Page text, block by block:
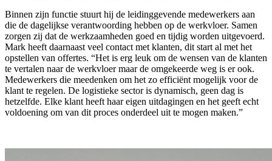
Binnen zijn functie stuurt hij de leidinggevende medewerkers aan
die de dagelijkse verantwoording hebben op de werkvloer. Samen
zorgen zij dat de werkzaamheden goed en tijdig worden uitgevoerd.
Mark heeft daarnaast veel contact met klanten, dit start al met het
opstellen van offertes. “Het is erg leuk om de wensen van de klanten
te vertalen naar de werkvloer maar de omgekeerde weg is er ook.
Medewerkers die meedenken om het zo efficiënt mogelijk voor de
klant te regelen. De logistieke sector is dynamisch, geen dag is
hetzelfde. Elke klant heeft haar eigen uitdagingen en het geeft echt
voldoening om van dit proces onderdeel uit te mogen maken.”